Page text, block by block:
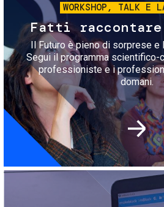
WORKSHOP, TALK E
Fatti
Il Futuro è pieno di sorprese e
Segui il programma scientifico-
professioniste e i
domani.